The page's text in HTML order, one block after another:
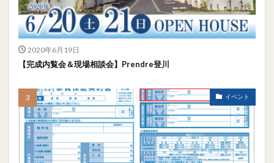
2020年6月19日
【完成内覧会＆現場相談会】Prendre登川
イベント